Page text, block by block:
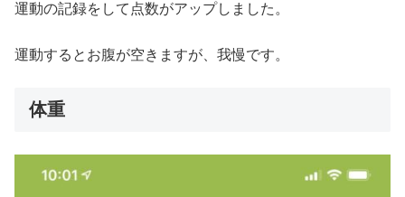
運動の記録をして点数がアップしました。
運動するとお腹が空きますが、我慢です。
体重